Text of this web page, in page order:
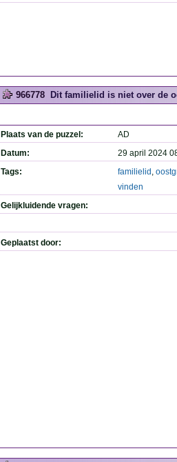
966778 Dit familielid is niet over de
Plaats van de puzzel:
AD
Datum:
29 april 2024
Tags:
familielid ,
vinden
Gelijkluidende vragen:
Geplaatst door: